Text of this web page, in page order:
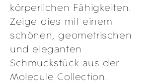
körperlichen Fähigkeiten.
Zeige dies mit einem
schönen, geometrischen
und eleganten
Schmuckstück aus der
Molecule Collection.